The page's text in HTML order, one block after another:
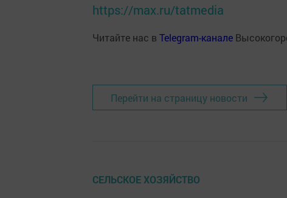
https://max.ru/tatmedia
Читайте нас в Telegram-канале
Перейти на страницу новости
СЕЛЬСКОЕ ХОЗЯЙСТВО